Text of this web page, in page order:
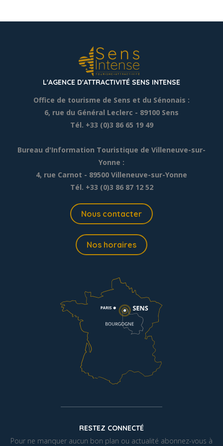
L'AGENCE D'ATTRACTIVITÉ SENS INTENSE
Office de tourisme de Sens et du Sénonais :
6, rue du Général Leclerc - 89100 Sens
Tél. +33 (0)3 86 65 19 49
Bureau d'Information Touristique de Villeneuve-sur-
Yonne :
4, rue Carnot - 89500 Villeneuve-sur-Yonne
Tél. +33 (0)3 86 87 12 52
Nous contacter
Nos horaires
RESTEZ CONNECTÉ
Pour ne manquer aucun bon plan ou actualité abonnez-vous à